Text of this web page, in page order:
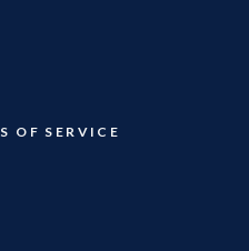
OF SERVICE